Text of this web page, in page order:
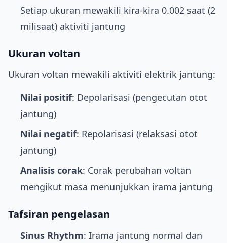
Setiap ukuran mewakili kira-kira 0.002 saat (2
milisaat) aktiviti jantung
Ukuran voltan
Ukuran voltan mewakili aktiviti elektrik jantung:
Nilai positif: Depolarisasi (pengecutan otot
jantung)
Nilai negatif: Repolarisasi (relaksasi otot
jantung)
Analisis corak: Corak perubahan voltan
mengikut masa menunjukkan irama jantung
Tafsiran pengelasan
Sinus Rhythm: Irama jantung normal dan